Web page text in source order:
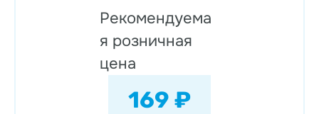
Рекомендуема
я розничная
цена
169 ₽